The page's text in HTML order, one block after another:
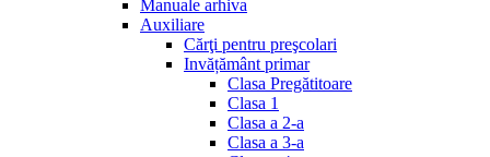
Manuale arhiva
Auxiliare
Cărţi pentru preşcolari
Invățământ primar
Clasa Pregătitoare
Clasa 1
Clasa a 2-a
Clasa a 3-a